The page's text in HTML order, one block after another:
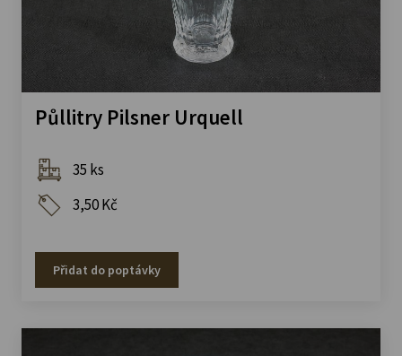
Půllitry Pilsner Urquell
35 ks
3,50 Kč
Přidat do poptávky